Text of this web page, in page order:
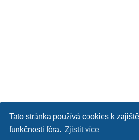
Tato stránka používá cookies k
funkčnosti fóra. Zjistit více
Web Obsah fóra